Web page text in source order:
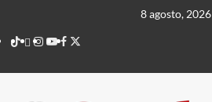
contenido
8 agosto, 2026
TikTok
threads
Instagram
Youtube
Facebook
X